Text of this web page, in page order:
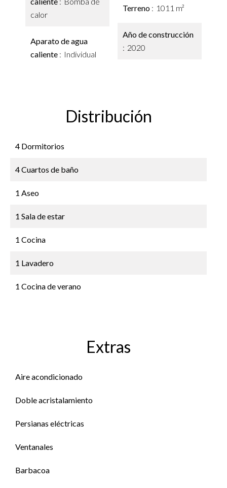
calor
Aparato de agua
caliente
Individual
Terreno 1011 m²
Año de construcción
2020
Distribución
4 Dormitorios
4 Cuartos de baño
1 Aseo
1 Sala de estar
1 Cocina
1 Lavadero
1 Cocina de verano
Extras
Aire acondicionado
Doble acristalamiento
Persianas eléctricas
Ventanales
Barbacoa